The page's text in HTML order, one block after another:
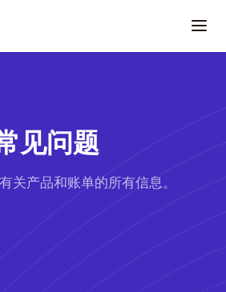
见问题
关产品和账单的所有信息。